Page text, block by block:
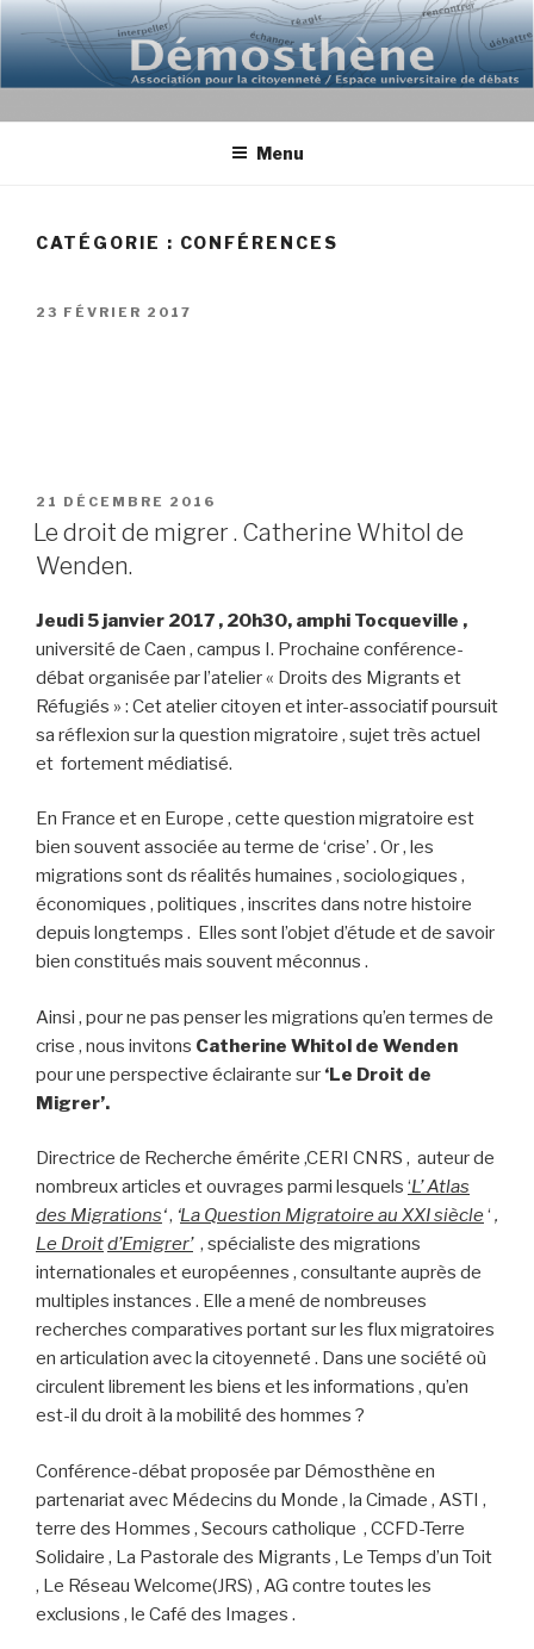
Aller
au
Menu
CATÉGORIE : CONFÉRENCES
PUBLIÉ
23 FÉVRIER 2017
PUBLIÉ
LE
21 DÉCEMBRE 2016
Le droit de migrer . Catherine Whitol de
Wenden.
Jeudi 5 janvier 2017 , 20h30, amphi Tocqueville ,
université de Caen , campus I. Prochaine conférence-
débat organisée par l’atelier « Droits des Migrants et
Réfugiés » : Cet atelier citoyen et inter-associatif poursuit
sa réflexion sur la question migratoire , sujet très actuel
et fortement médiatisé.
En France et en Europe , cette question migratoire est
bien souvent associée au terme de ‘crise’ . Or , les
migrations sont ds réalités humaines , sociologiques ,
économiques , politiques , inscrites dans notre histoire
depuis longtemps . Elles sont l’objet d’étude et de savoir
bien constitués mais souvent méconnus .
Ainsi , pour ne pas penser les migrations qu’en termes de
crise , nous invitons Catherine Whitol de Wenden
pour une perspective éclairante sur ‘Le Droit de
Migrer’.
Directrice de Recherche émérite ,CERI CNRS , auteur de
nombreux articles et ouvrages parmi lesquels ‘L’ Atlas
des Migrations‘, ‘La Question Migratoire au XXI siècle ‘ ,
Le Droitd’Emigrer’, spécialiste des migrations
internationales et européennes , consultante auprès de
multiples instances . Elle a mené de nombreuses
recherches comparatives portant sur les flux migratoires
en articulation avec la citoyenneté . Dans une société où
circulent librement les biens et les informations , qu’en
est-il du droit à la mobilité des hommes ?
Conférence-débat proposée par Démosthène en
partenariat avec Médecins du Monde , la Cimade , ASTI ,
terre des Hommes , Secours catholique , CCFD-Terre
Solidaire , La Pastorale des Migrants , Le Temps d’un Toit
, Le Réseau Welcome(JRS) , AG contre toutes les
exclusions , le Café des Images .